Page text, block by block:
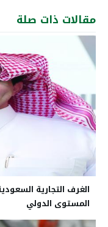
مقالات ذات صلة
الغرف التجارية
المستوى الدولي